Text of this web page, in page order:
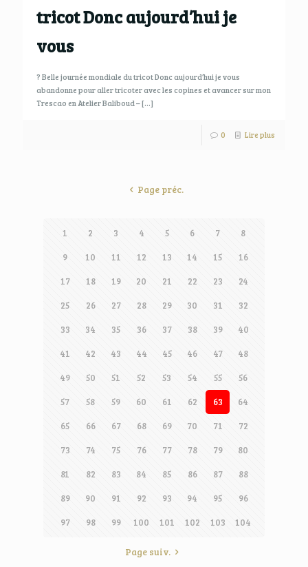
tricot Donc aujourd’hui je
vous
? Belle journée mondiale du tricot Donc aujourd’hui je vous
abandonne pour aller tricoter avec les copines et avancer sur mon
Trescao en Atelier Baliboud –[…]
0 Lire plus
Page préc.
1 2 3 4 5 6 7
8
9
10 11 12 13 14 15
16
17
18 19 20 21 22 23
24
25
26 27 28 29 30 31
32
33
34 35 36 37 38 39
40
41
42 43 44 45 46 47
48
49
50 51 52 53 54 55
56
57
58 59 60 61 62 63
64
65
66 67 68 69 70 71
72
73
74 75 76 77 78 79
80
81
82 83 84 85 86 87
88
89
90 91 92 93 94 95
96
97
98 99 100 101 102 103 104
Page suiv.